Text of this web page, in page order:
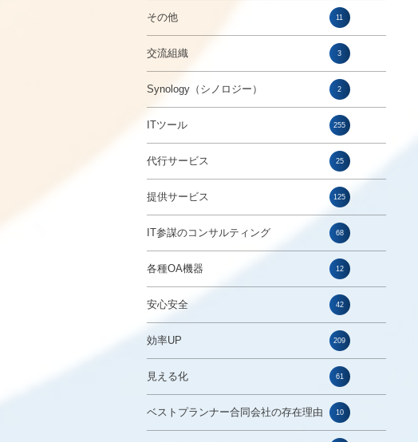
その他 11
交流組織 3
Synology（シノロジー） 2
ITツール 255
代行サービス 25
提供サービス 125
IT参謀のコンサルティング 68
各種OA機器 12
安心安全 42
効率UP 209
見える化 61
ベストプランナー合同会社の存在理由 10